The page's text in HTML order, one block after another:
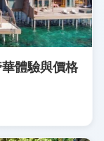
體驗與價格